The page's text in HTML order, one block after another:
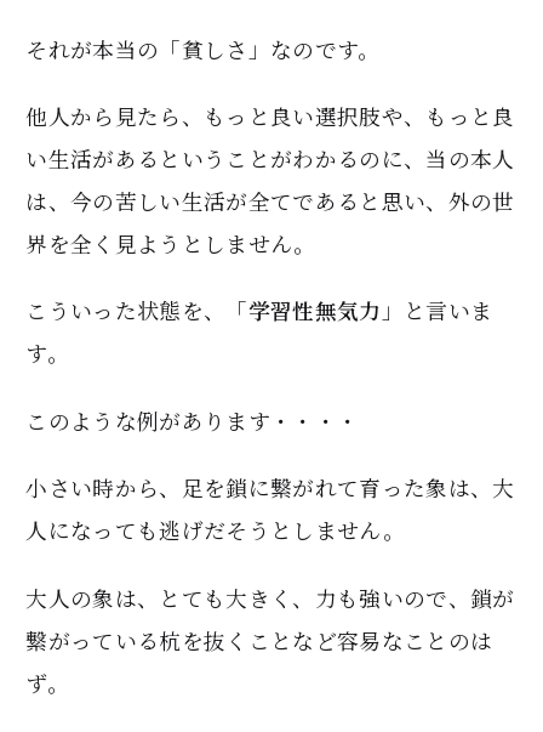
それが本当の「貧しさ」なのです。
他人から見たら、もっと良い選択肢や、もっと良
い生活があるということがわかるのに、当の本人
は、今の苦しい生活が全てであると思い、外の世
界を全く見ようとしません。
こういった状態を、「学習性無気力 」と言いま
す。
このような例があります・・・・
小さい時から、足を鎖に繋がれて育った象は、大
人になっても逃げだそうとしません。
大人の象は、とても大きく、力も強いので、鎖が
繋がっている杭を抜くことなど容易なことのは
ず。